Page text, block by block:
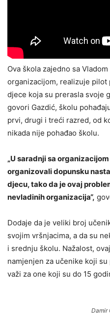
Ova škola zajedno sa
organizacijom, realizuje pilot
djece koja su prerasla svoje
govori Gazdić, školu
prvi, drugi i treći razred, od
nikada nije pohađao školu.
„U saradnji sa organizacijom
organizovali dopunsku
djecu, tako da je ovaj
nevladinih organizacija“,
Dodaje da je veliki broj
svojim vršnjacima, a da su
i srednju školu. Nažalost,
namjenjen za učenike koji
važi za one koji su do 15
Damir